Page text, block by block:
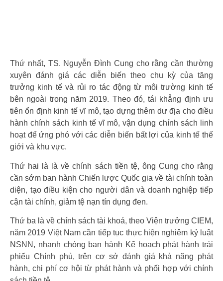
Thứ nhất, TS. Nguyễn Đình Cung cho rằng cần thường
xuyên đánh giá các diễn biến theo chu kỳ của tăng
trưởng kinh tế và rủi ro tác động từ môi trường kinh tế
bên ngoài trong năm 2019. Theo đó, tái khẳng định ưu
tiên ổn định kinh tế vĩ mô, tạo dựng thêm dư địa cho điều
hành chính sách kinh tế vĩ mô, vận dụng chính sách linh
hoạt để ứng phó với các diễn biến bất lợi của kinh tế thế
giới và khu vực.
Thứ hai là là về chính sách tiền tệ, ông Cung cho rằng
cần sớm ban hành Chiến lược Quốc gia về tài chính toàn
diện, tạo điều kiện cho người dân và doanh nghiệp tiếp
cận tài chính, giảm tệ nạn tín dụng đen.
Thứ ba là về chính sách tài khoá, theo Viện trưởng CIEM,
năm 2019 Việt Nam cần tiếp tục thực hiện nghiêm kỷ luật
NSNN, nhanh chóng ban hành Kế hoạch phát hành trái
phiếu Chính phủ, trên cơ sở đánh giá khả năng phát
hành, chi phí cơ hội từ phát hành và phối hợp với chính